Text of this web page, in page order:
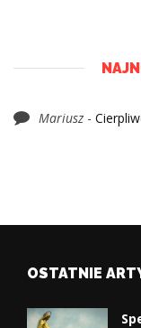
Mariusz -
OSTATNIE